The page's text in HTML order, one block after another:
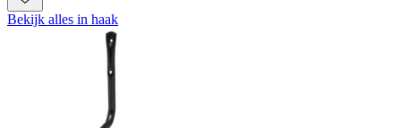
Bekijk alles in haak